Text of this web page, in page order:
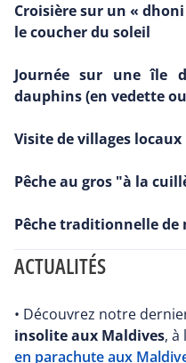
Croisière sur un «
le coucher du soleil
Journée sur une île
dauphins (en vedette
Visite de villages locaux
Pêche au gros "à la
Pêche traditionnelle de
ACTUALITÉS
• Découvrez notre
insolite aux Maldives, à
en parachute aux